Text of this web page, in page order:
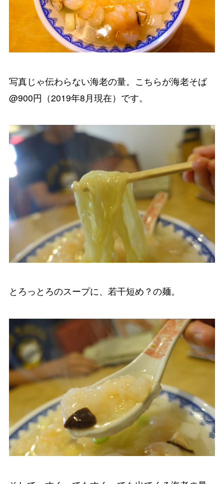
写真じゃ伝わらない海老の量。こちらが海老そば
@900円（2019年8月現在）です。
とろっとろのスープに、若干短め？の麺。